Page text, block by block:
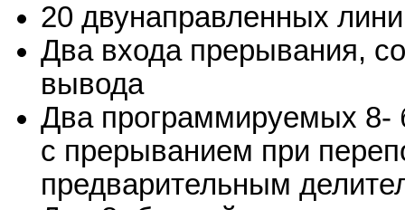
20 двунаправленных
Два входа прерывания,
вывода
Два программируемых 8-
с прерыванием при
предварительным